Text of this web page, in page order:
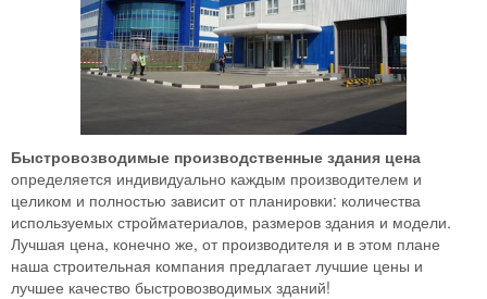
Быстровозводимые производственные здания цена
определяется индивидуально каждым производителем и
целиком и полностью зависит от планировки: количества
используемых стройматериалов, размеров здания и модели.
Лучшая цена, конечно же, от производителя и в этом плане
наша строительная компания предлагает лучшие цены и
лучшее качество быстровозводимых зданий!